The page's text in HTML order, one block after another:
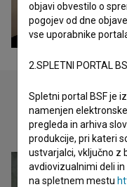
objavi obvestilo o
pogojev od dne
vse uporabnike
2.SPLETNI PORTAL
Spletni portal BSF je
namenjen
pregleda in arhiva
produkcije, pri kateri
ustvarjalci, vključno z
avdiovizualnimi deli
na spletnem mestu